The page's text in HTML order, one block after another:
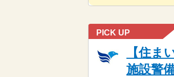
PICK UP
【住ま
施設警